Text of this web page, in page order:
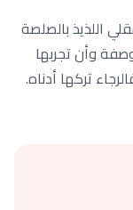
اللذيذ بالصلصة
وأن تجربها
تركها أدناه.